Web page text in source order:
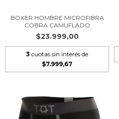
BOXER HOMBRE MICROFIBRA
COBRA CAMUFLADO
$23.999,00
3 cuotas sin interés de
$7.999,67